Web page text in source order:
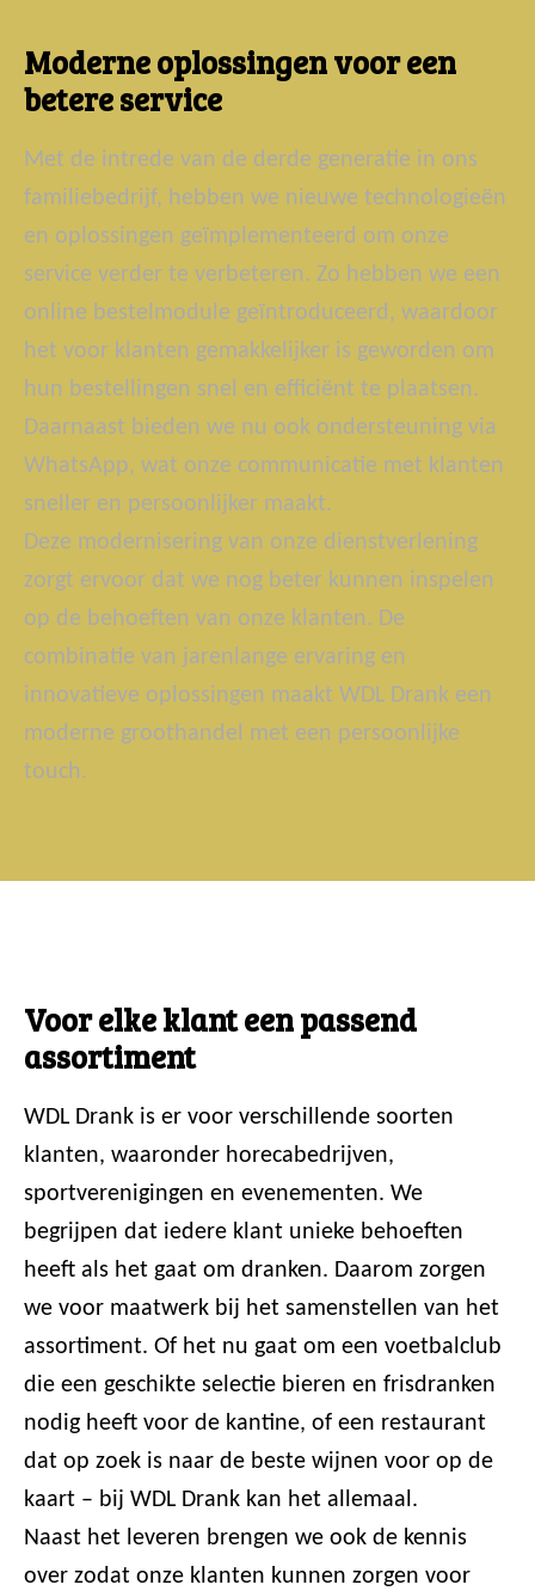
Moderne oplossingen voor een
betere service
Met de intrede van de derde generatie in ons
familiebedrijf, hebben we nieuwe technologieën
en oplossingen geïmplementeerd om onze
service verder te verbeteren. Zo hebben we een
online bestelmodule geïntroduceerd, waardoor
het voor klanten gemakkelijker is geworden om
hun bestellingen snel en efficiënt te plaatsen.
Daarnaast bieden we nu ook ondersteuning via
WhatsApp, wat onze communicatie met klanten
sneller en persoonlijker maakt.
Deze modernisering van onze dienstverlening
zorgt ervoor dat we nog beter kunnen inspelen
op de behoeften van onze klanten. De
combinatie van jarenlange ervaring en
innovatieve oplossingen maakt WDL Drank een
moderne groothandel met een persoonlijke
touch.
Voor elke klant een passend
assortiment
WDL Drank is er voor verschillende soorten
klanten, waaronder horecabedrijven,
sportverenigingen en evenementen. We
begrijpen dat iedere klant unieke behoeften
heeft als het gaat om dranken. Daarom zorgen
we voor maatwerk bij het samenstellen van het
assortiment. Of het nu gaat om een voetbalclub
die een geschikte selectie bieren en frisdranken
nodig heeft voor de kantine, of een restaurant
dat op zoek is naar de beste wijnen voor op de
kaart – bij WDL Drank kan het allemaal.
Naast het leveren brengen we ook de kennis
over zodat onze klanten kunnen zorgen voor